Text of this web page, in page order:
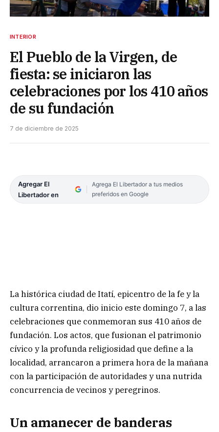
INTERIOR
El Pueblo de la Virgen, de
fiesta: se iniciaron las
celebraciones por los 410 años
de su fundación
7 de diciembre de 2025
Agregar El
Libertador en
Agrega El Libertador a tus medios
preferidos en Google
La histórica ciudad de Itatí, epicentro de la fe y la
cultura correntina, dio inicio este domingo 7, a las
celebraciones que conmemoran sus 410 años de
fundación. Los actos, que fusionan el patrimonio
cívico y la profunda religiosidad que define a la
localidad, arrancaron a primera hora de la mañana
con la participación de autoridades y una nutrida
concurrencia de vecinos y peregrinos.
Un amanecer de banderas